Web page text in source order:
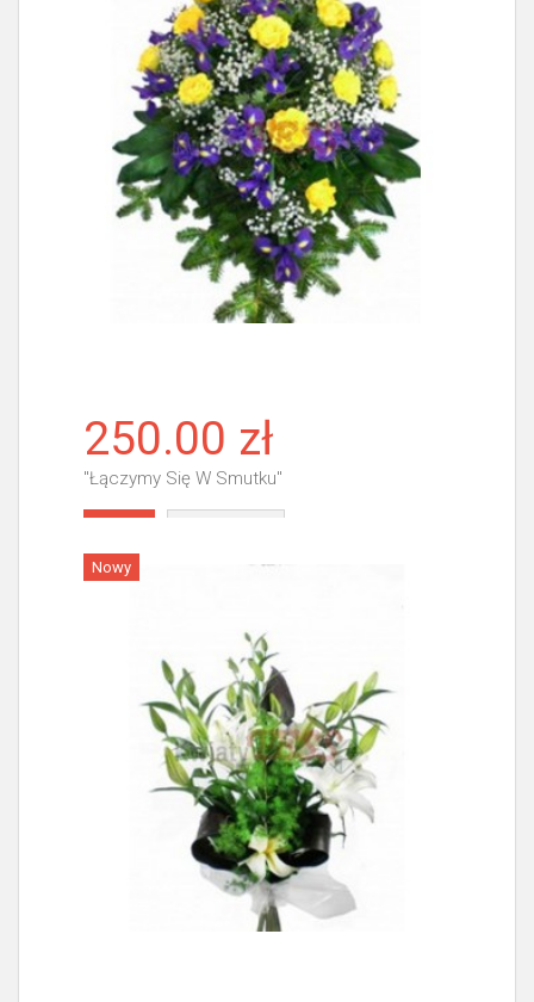
250.00 zł
"Łączymy Się W Smutku"
Nowy